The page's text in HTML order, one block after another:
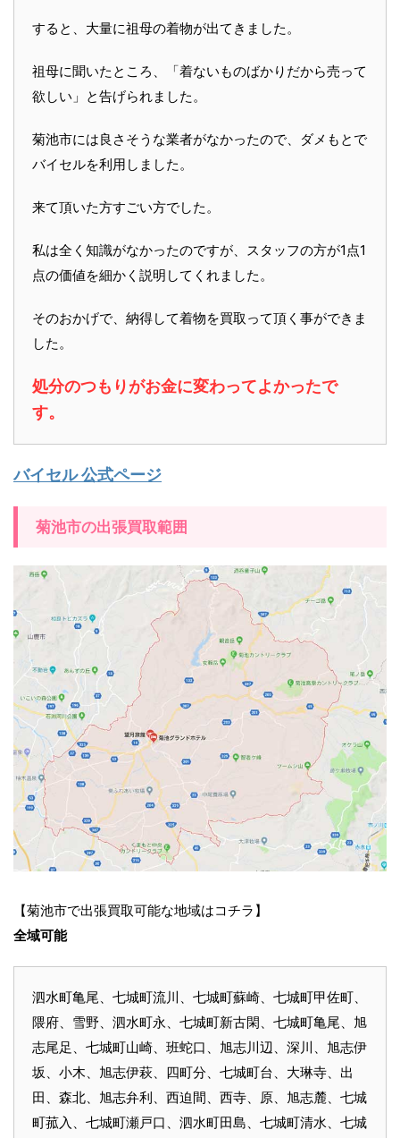
すると、大量に祖母の着物が出てきました。
祖母に聞いたところ、「着ないものばかりだから売って
欲しい」と告げられました。
菊池市には良さそうな業者がなかったので、ダメもとで
バイセルを利用しました。
来て頂いた方すごい方でした。
私は全く知識がなかったのですが、スタッフの方が1点1
点の価値を細かく説明してくれました。
そのおかげで、納得して着物を買取って頂く事ができま
した。
処分のつもりがお金に変わってよかったで
す。
バイセル 公式ページ
菊池市の出張買取範囲
【菊池市で出張買取可能な地域はコチラ】
全域可能
泗水町亀尾、七城町流川、七城町蘇崎、七城町甲佐町、
隈府、雪野、泗水町永、七城町新古閑、七城町亀尾、旭
志尾足、七城町山崎、班蛇口、旭志川辺、深川、旭志伊
坂、小木、旭志伊萩、四町分、七城町台、大琳寺、出
田、森北、旭志弁利、西迫間、西寺、原、旭志麓、七城
町菰入、七城町瀬戸口、泗水町田島、七城町清水、七城